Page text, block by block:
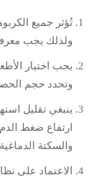
تُؤثر جميع
ولذلك يجب
يجب اختيار
وتحدد حجم
ينبغي تقليل
ارتفاع ضغط
والسكتة
الاعتماد على